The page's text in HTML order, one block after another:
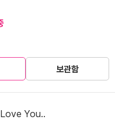
보관함
You..